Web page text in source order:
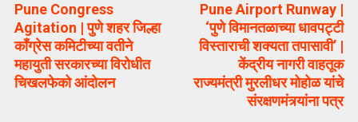
Pune Congress
Agitation | पुणे शहर जिल्हा
कॉंग्रेस कमिटीच्या वतीने
महायुती सरकारच्या विरोधीत
चिखलफेको आंदोलन
Pune Airport Runway |
‘पुणे विमानतळाच्या धावपट्टी
विस्ताराची शक्यता तपासावी’ |
केंद्रीय नागरी वाहतूक
राज्यमंत्री मुरलीधर मोहोळ यांचे
संरक्षणमंत्र्यांना पत्र